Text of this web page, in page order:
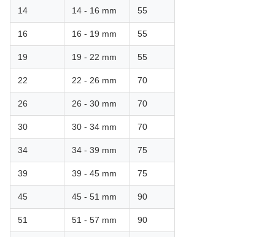
14 14 - 16 mm 55
16 16 - 19 mm 55
19 19 - 22 mm 55
22 22 - 26 mm 70
26 26 - 30 mm 70
30 30 - 34 mm 70
34 34 - 39 mm 75
39 39 - 45 mm 75
45 45 - 51 mm 90
51 51 - 57 mm 90